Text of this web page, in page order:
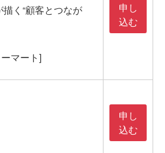
く“顧客とつなが
マート]
申し
込む
申し
込む